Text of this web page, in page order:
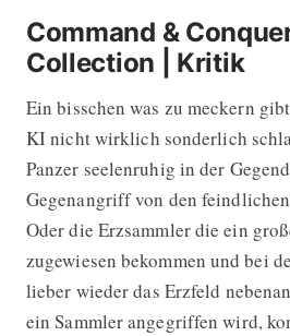
Command &
Collection | Kritik
Ein bisschen was zu meckern
KI nicht wirklich sonderlich
Panzer seelenruhig in der
Gegenangriff von den
Oder die Erzsammler die ein
zugewiesen bekommen und bei
lieber wieder das Erzfeld
ein Sammler angegriffen wird,